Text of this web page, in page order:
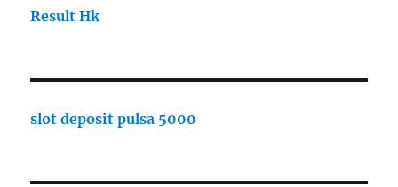
Result Hk
slot deposit pulsa 5000